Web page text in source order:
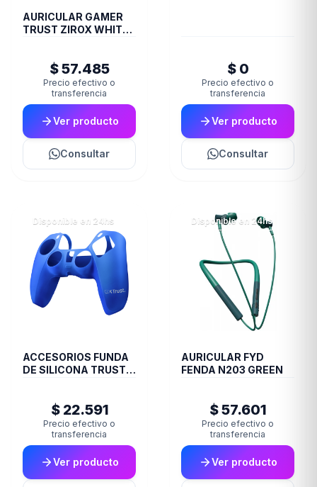
AURICULAR GAMER
TRUST ZIROX WHITE
$ 57.485
Precio efectivo o
transferencia
Ver producto
Consultar
$ 0
Precio efectivo o
transferencia
Ver producto
Consultar
Disponible en 24hs
ACCESORIOS FUNDA
DE SILICONA TRUST
$ 22.591
Precio efectivo o
transferencia
Ver producto
Disponible en 24hs
AURICULAR FYD
FENDA N203 GREEN
$ 57.601
Precio efectivo o
transferencia
Ver producto